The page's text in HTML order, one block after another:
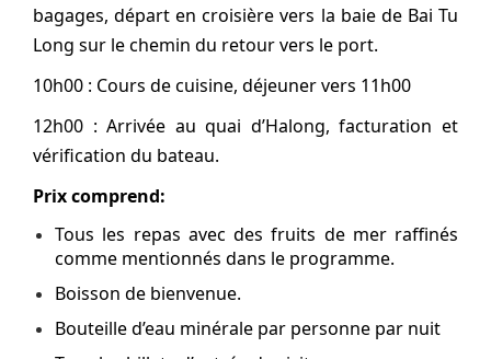
bagages, départ en croisière vers la baie de Bai Tu
Long sur le chemin du retour vers le port.
10h00 : Cours de cuisine, déjeuner vers 11h00
12h00 : Arrivée au quai d’Halong, facturation et
vérification du bateau.
Prix comprend:
Tous les repas avec des fruits de mer raffinés
comme mentionnés dans le programme.
Boisson de bienvenue.
Bouteille d’eau minérale par personne par nuit